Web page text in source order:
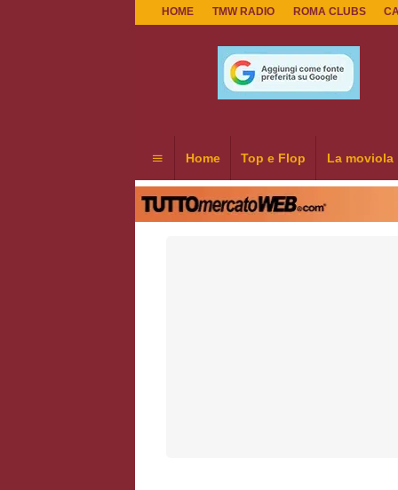
HOME TMW RADIO ROMA CLUBS
Home Top e Flop La moviola